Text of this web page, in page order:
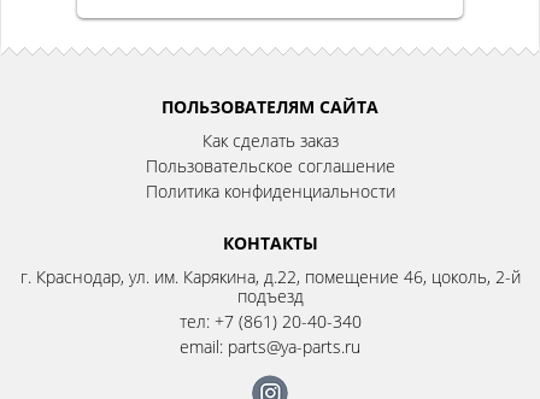
ПОЛЬЗОВАТЕЛЯМ САЙТА
Как сделать заказ
Пользовательское соглашение
Политика конфиденциальности
КОНТАКТЫ
г. Краснодар, ул. им. Карякина, д.22, помещение 46, цоколь, 2-й
подъезд
тел: +7 (861) 20-40-340
email: parts@ya-parts.ru